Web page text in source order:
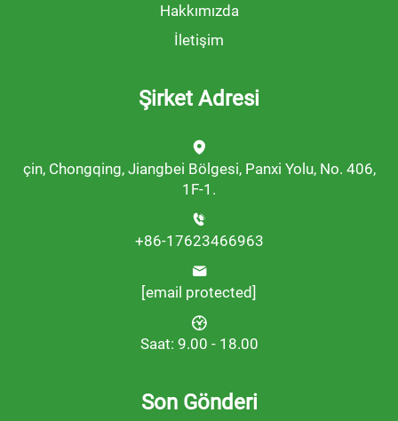
Hakkımızda
İletişim
Şirket Adresi
çin, Chongqing, Jiangbei Bölgesi, Panxi Yolu, No. 406,
1F-1.
+86-17623466963
[email protected]
Saat: 9.00 - 18.00
Son Gönderi